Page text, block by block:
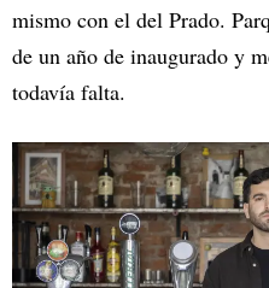
mismo con el del Prado.
de un año de inaugurado y
todavía falta.